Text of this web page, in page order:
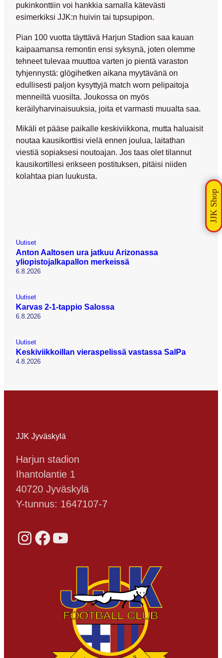
pukinkonttiin voi hankkia samalla kätevästi
esimerkiksi JJK:n huivin tai tupsupipon.
Pian 100 vuotta täyttävä Harjun Stadion saa kauan
kaipaamansa remontin ensi syksynä, joten olemme
tehneet tulevaa muuttoa varten jo pientä varaston
tyhjennystä: glögihetken aikana myytävänä on
edullisesti paljon kysyttyjä match worn pelipaitoja
menneiltä vuosilta. Joukossa on myös
keräilyharvinaisuuksia, joita et varmasti muualta saa.
Mikäli et pääse paikalle keskiviikkona, mutta haluaisit
noutaa kausikorttisi vielä ennen joulua, laitathan
viestiä sopiaksesi noutoajan. Jos taas olet tilannut
kausikortillesi erikseen postituksen, pitäisi niiden
kolahtaa pian luukusta.
Uutiset
Anton Aaltosen ura jatkuu Arizonassa
yliopistojalkapallon merkeissä
6.8.2026
Uutiset
Karvas 2-1-tappio Salossa
6.8.2026
Uutiset
Keskiviikkoillan vieraspelissä vastassa SalPa
4.8.2026
JJK Jyväskylä
Harjun stadion
Ihantolantie 1
40720 Jyväskylä
Y-tunnus: 1647107-7
Instagram Facebook YouTube